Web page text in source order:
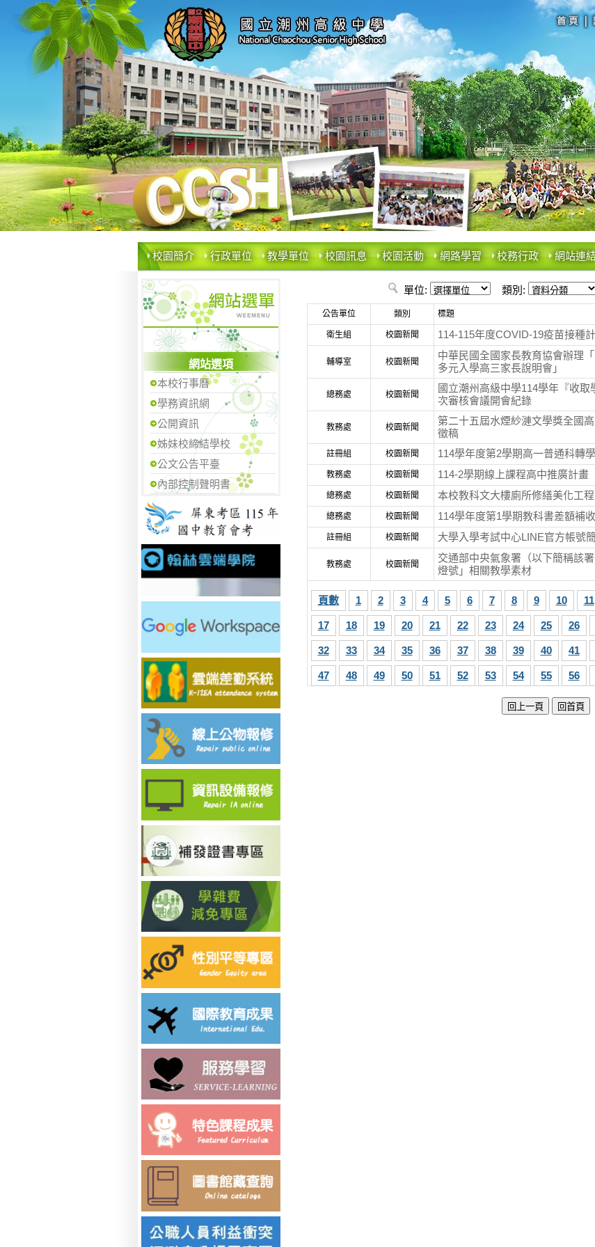
校園簡介 行政單位 教學單位 校園訊息 校園活動 網路學習 校務行政 網站連
網站選項
本校行事曆
學務資訊網
公開資訊
姊妹校締結學校
公文公告平臺
內部控制聲明書
單位: 類別:
公告單位 類別 標題
衛生組 校園新聞 114-115年度COVID-19疫苗接種
輔導室 校園新聞
中華民國全國家長教育協會辦理
多元入學高三家長說明會」
總務處 校園新聞
國立潮州高級中學114學年『收取
次審核會議開會紀錄
教務處 校園新聞
第二十五屆水煙紗漣文學獎全國
徵稿
註冊組 校園新聞 114學年度第2學期高一普通科轉
教務處 校園新聞 114-2學期線上課程高中推廣計畫
總務處 校園新聞 本校教科文大樓廁所修繕美化工
總務處 校園新聞 114學年度第1學期教科書差額補
註冊組 校園新聞 大學入學考試中心LINE官方帳號
教務處 校園新聞
交通部中央氣象署（以下簡稱該
燈號」相關教學素材
頁數 1 2 3 4 5 6 7 8 9 10 11
17 18 19 20 21 22 23 24 25 26
32 33 34 35 36 37 38 39 40 41
47 48 49 50 51 52 53 54 55 56